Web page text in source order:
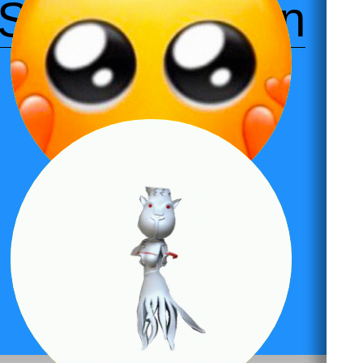
workshop leer je alles over de achtergrond van de
emoji en ontwerp je je eigen (digitale) stickerset.…
Read More
met AI
Hoe ziet AI eruit als het een lichaam zou hebben? In
deze workshop brengen deelnemers hun
gezamelijke tekening, middels AI technologie, tot
leven.…
Read More